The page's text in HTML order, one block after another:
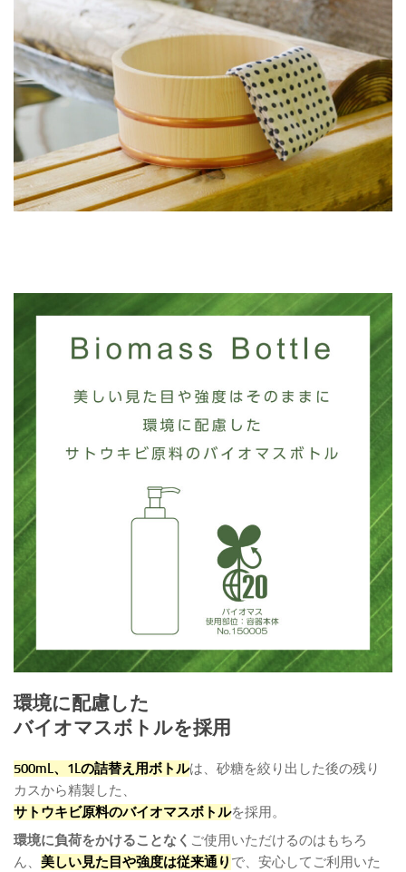
環境に配慮した
バイオマスボトルを採用
500mL、1Lの詰替え用ボトルは、砂糖を絞り出した後の残り
カスから精製した、
サトウキビ原料のバイオマスボトルを採用。
環境に負荷をかけることなく ご使用いただけるのはもちろ
ん、 美しい見た目や強度は従来通り で、安心してご利用いた